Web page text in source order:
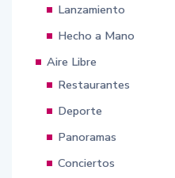
Lanzamiento
Hecho a Mano
Aire Libre
Restaurantes
Deporte
Panoramas
Conciertos